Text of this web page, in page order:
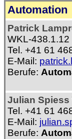
Automation
Patrick
WKL-438.1.12
Tel. +41 61
E-Mail:
Berufe:
Julian Spiess
Tel. +41 61
E-Mail:
Berufe: